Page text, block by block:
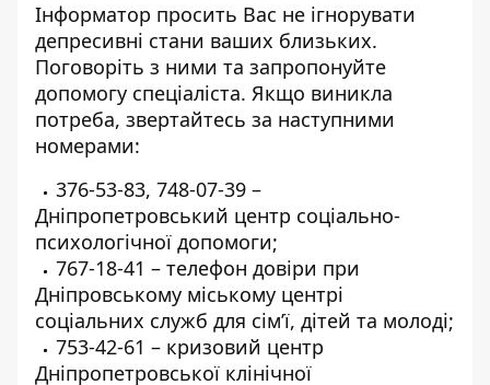
Інформатор просить Вас не ігнорувати
депресивні стани ваших близьких.
Поговоріть з ними та запропонуйте
допомогу спеціаліста. Якщо виникла
потреба, звертайтесь за наступними
номерами:
376-53-83, 748-07-39 –
Дніпропетровський центр соціально-
психологічної допомоги;
767-18-41 – телефон довіри при
Дніпровському міському центрі
соціальних служб для сім’ї, дітей та молоді;
753-42-61 – кризовий центр
Дніпропетровської клінічної